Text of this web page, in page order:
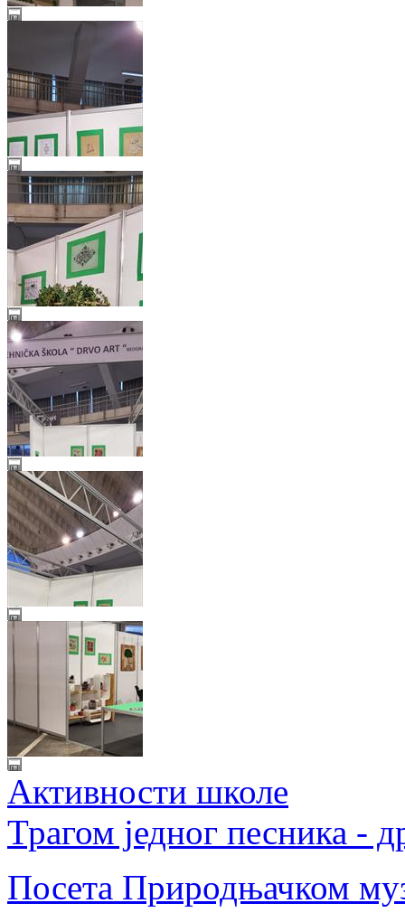
Активности школе
Трагом једног песника -
Посета Природњачком